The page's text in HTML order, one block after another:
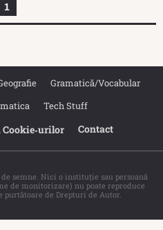
1
Gramatică/Vocabular
Tech Stuff
Contact
semne. Nici o instituţie sau persoană
de monitorizare) nu poate reproduce
de Drepturi de Autor.